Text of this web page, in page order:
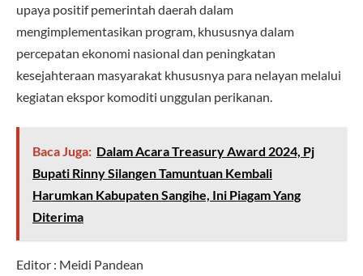
upaya positif pemerintah daerah dalam
mengimplementasikan program, khususnya dalam
percepatan ekonomi nasional dan peningkatan
kesejahteraan masyarakat khususnya para nelayan melalui
kegiatan ekspor komoditi unggulan perikanan.
Baca Juga: Dalam Acara Treasury Award 2024, Pj
Bupati Rinny Silangen Tamuntuan Kembali
Harumkan Kabupaten Sangihe, Ini Piagam Yang
Diterima
Editor : Meidi Pandean